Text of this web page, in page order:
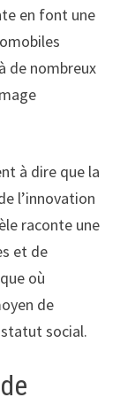
en font une
de nombreux
à dire que la
l’innovation
raconte une
et de
où
de
social.